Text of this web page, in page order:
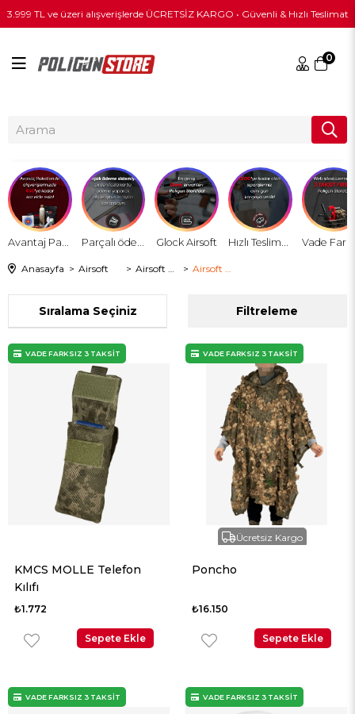
3.999 TL ve üzeri alışverişlerde ÜCRETSİZ KARGO • Güvenli & Hızlı Teslimat
0
Glock Airsoft
Anasayfa Airsoft
Filtreleme
Sıralama
KMCS MOLLE Telefon
Kılıfı
₺1.772
Sepete Ekle
VADE FARKSIZ 3 TAKSİT
Ücretsiz Kargo
Poncho
₺16.150
Sepete Ekle
VADE FARKSIZ 3 TAKSİT
VADE FARKSIZ 3 TAKSİT VADE FARKSIZ 3 TAKSİT